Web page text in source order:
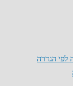
לפי הגדרה